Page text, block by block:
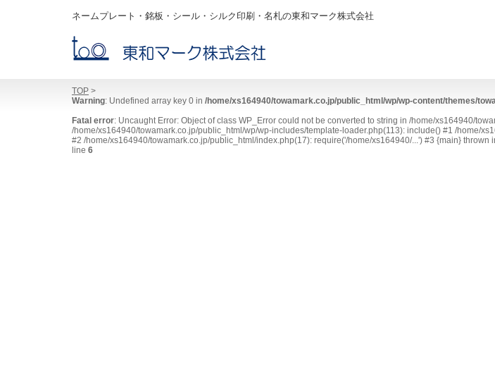
ネームプレート・銘板・シール・シルク印刷・名札の東和マーク株式会社
TOP >
Warning: Undefined array key 0 in /home/xs164940/towamark.co.jp/public_html/wp/wp-content/themes/
Fatal error: Uncaught Error: Object of class WP_Error could not be converted to string in /home/xs164940/
/home/xs164940/towamark.co.jp/public_html/wp/wp-includes/template-loader.php(113): include() #1 /home/
#2 /home/xs164940/towamark.co.jp/public_html/index.php(17): require('/home/xs164940/...') #3 {main} thrown
line 6